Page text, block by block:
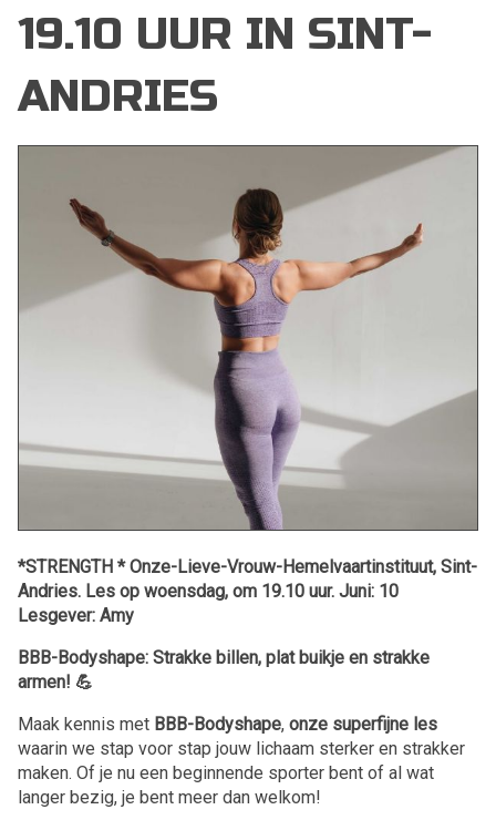
19.10 UUR IN SINT-
ANDRIES
*STRENGTH * Onze-Lieve-Vrouw-Hemelvaartinstituut, Sint-
Andries. Les op woensdag, om 19.10 uur. Juni: 10
Lesgever: Amy
BBB-Bodyshape: Strakke billen, plat buikje en strakke
armen! 💪
Maak kennis met BBB-Bodyshape, onze superfijne les
waarin we stap voor stap jouw lichaam sterker en strakker
maken. Of je nu een beginnende sporter bent of al wat
langer bezig, je bent meer dan welkom!